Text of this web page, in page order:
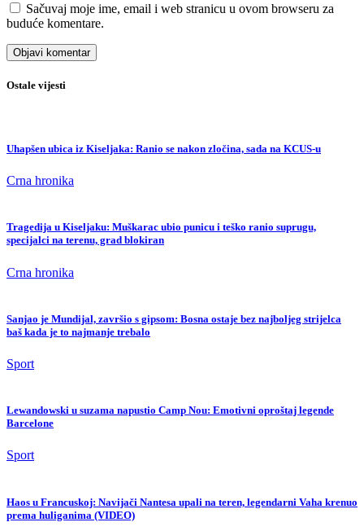
Sačuvaj moje ime, email i web stranicu u ovom browseru za
buduće komentare.
Ostale vijesti
Uhapšen ubica iz Kiseljaka: Ranio se nakon zločina, sada na KCUS-u
Crna hronika
Tragedija u Kiseljaku: Muškarac ubio punicu i teško ranio suprugu,
specijalci na terenu, grad blokiran
Crna hronika
Sanjao je Mundijal, završio s gipsom: Bosna ostaje bez najboljeg strijelca
baš kada je to najmanje trebalo
Sport
Lewandowski u suzama napustio Camp Nou: Emotivni oproštaj legende
Barcelone
Sport
Haos u Francuskoj: Navijači Nantesa upali na teren, legendarni Vaha krenuo
prema huliganima (VIDEO)